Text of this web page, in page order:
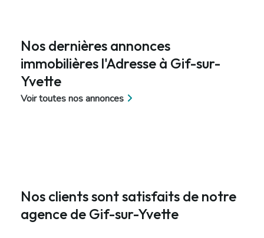
Nos dernières annonces
immobilières l'Adresse à Gif-sur-
Yvette
Voir toutes nos annonces
Nos clients sont satisfaits de notre
agence de Gif-sur-Yvette